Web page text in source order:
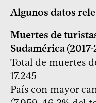
Algunos datos
Muertes de
Sudamérica (2017-
Total de muertes
17.245
País con mayor